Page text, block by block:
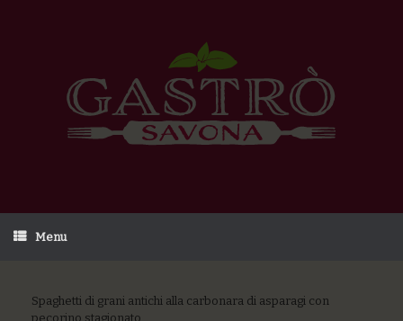
Menu
Spaghetti di grani antichi alla carbonara di asparagi con
pecorino stagionato